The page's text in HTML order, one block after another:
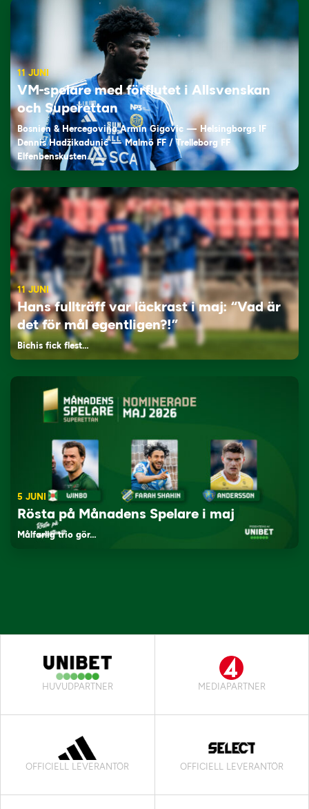
11 JUNI
VM-spelare med förflutet i Allsvenskan
och Superettan
Bosnien & Hercegovina Armin Gigovic — Helsingborgs IF
Dennis Hadžikadunić — Malmö FF / Trelleborg FF
Elfenbenskusten…
11 JUNI
Hans fullträff var läckrast i maj: “Vad är
det för mål egentligen?!”
Bichis fick flest…
5 JUNI
Rösta på Månadens Spelare i maj
Målfarlig trio gör…
HUVUDPARTNER MEDIAPARTNER
OFFICIELL LEVERANTÖR OFFICIELL LEVERANTÖR